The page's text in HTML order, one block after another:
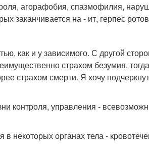
агорафобия, спазмофилия,
заканчивается на - ит, герпес
как и у зависимого. С другой
страхом безумия,
страхом смерти. Я хочу
контроля, управления -
некоторых органах тела -